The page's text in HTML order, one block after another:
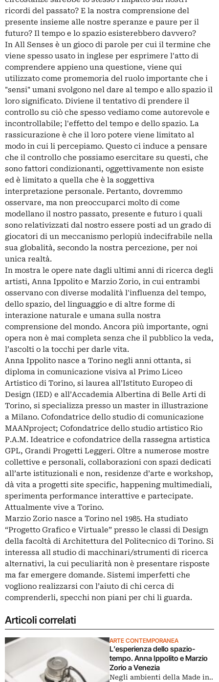
ricordi del passato? E la nostra comprensione del
presente insieme alle nostre speranze e paure per il
futuro? Il tempo e lo spazio esisterebbero davvero?
In All Senses è un gioco di parole per cui il termine che
viene spesso usato in inglese per esprimere l'atto di
comprendere appieno una questione, viene qui
utilizzato come promemoria del ruolo importante che i
"sensi" umani svolgono nel dare al tempo e allo spazio il
loro significato. Diviene il tentativo di prendere il
controllo su ciò che spesso vediamo come autorevole e
incontrollabile; l'effetto del tempo e dello spazio. La
rassicurazione è che il loro potere viene limitato al
modo in cui li percepiamo. Questo ci induce a pensare
che il controllo che possiamo esercitare su questi, che
sono fattori condizionanti, oggettivamente non esiste
ed è limitato a quella che è la soggettiva
interpretazione personale. Pertanto, dovremmo
osservare, ma non preoccuparci molto di come
modellano il nostro passato, presente e futuro i quali
sono relativizzati dal nostro essere posti ad un grado di
giocatori di un meccanismo perlopiù indecifrabile nella
sua globalità, secondo la nostra percezione, per noi
unica realtà.
In mostra le opere nate dagli ultimi anni di ricerca degli
artisti, Anna Ippolito e Marzio Zorio, in cui entrambi
osservano con diverse modalità l'influenza del tempo,
dello spazio, del linguaggio e di altre forme di
interazione naturale e umana sulla nostra
comprensione del mondo. Ancora più importante, ogni
opera non è mai completa senza che il pubblico la veda,
l’ascolti o la tocchi per darle vita.
Anna Ippolito nasce a Torino negli anni ottanta, si
diploma in comunicazione visiva al Primo Liceo
Artistico di Torino, si laurea all’Istituto Europeo di
Design (IED) e all’Accademia Albertina di Belle Arti di
Torino, si specializza presso un master in illustrazione
a Milano. Cofondatrice dello studio di comunicazione
MAANproject; Cofondatrice dello studio artistico Rio
P.A.M. Ideatrice e cofondatrice della rassegna artistica
GPL, Grandi Progetti Leggeri. Oltre a numerose mostre
collettive e personali, collaborazioni con spazi dedicati
all’arte istituzionali e non, residenze d’arte e workshop,
dà vita a progetti site specific, happening multimediali,
sperimenta performance interattive e partecipate.
Attualmente vive a Torino.
Marzio Zorio nasce a Torino nel 1985. Ha studiato
“Progetto Grafico e Virtuale” presso le classi di Design
della facoltà di Architettura del Politecnico di Torino. Si
interessa all studio di macchinari/strumenti di ricerca
alternativi, la cui peculiarità non è presentare risposte
ma far emergere domande. Sistemi imperfetti che
vogliono realizzarsi con l’aiuto di chi cerca di
comprenderli, specchi non piani per chi li guarda.
Articoli correlati
ARTE CONTEMPORANEA
L’esperienza dello spazio-
tempo. Anna Ippolito e Marzio
Zorio a Venezia
Negli ambienti della Made in..